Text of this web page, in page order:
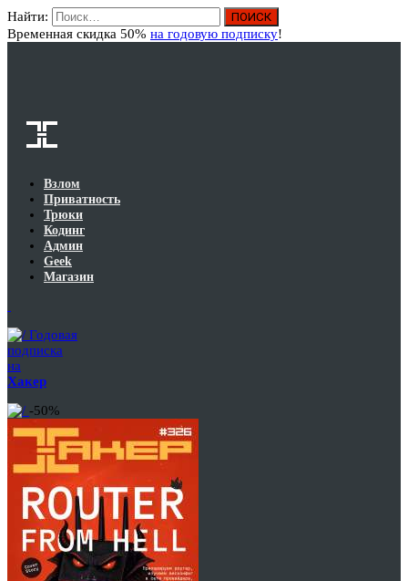
Найти:
Временная скидка 50% на годовую подписку!
Взлом
Приватность
Трюки
Кодинг
Админ
Geek
Магазин
Годовая
подписка
на
Хакер
-50%